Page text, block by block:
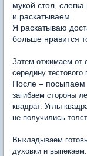
мукой стол,
и раскатываем.
Я раскатываю
больше нравится
Затем отжимаем от
середину тестового
После –
загибаем стороны
квадрат. Углы
не получились
Выкладываем
духовки и выпекаем.